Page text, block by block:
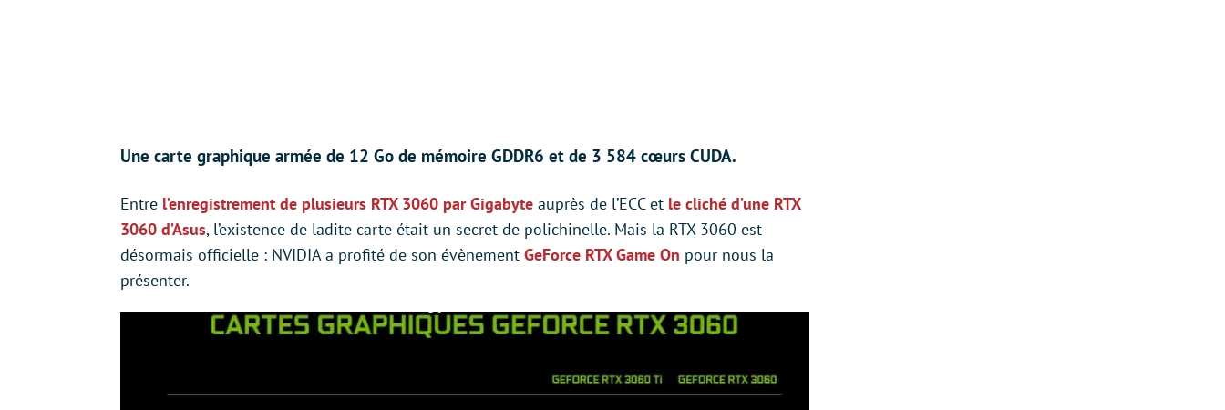
Une carte graphique armée de 12 Go de mémoire GDDR6 et de 3 584 cœurs CUDA.
Entre l’enregistrement de plusieurs RTX 3060 par Gigabyte auprès de l’ECC et le cliché d’une RTX
3060 d’Asus, l’existence de ladite carte était un secret de polichinelle. Mais la RTX 3060 est
désormais officielle : NVIDIA a profité de son évènement GeForce RTX Game On pour nous la
présenter.